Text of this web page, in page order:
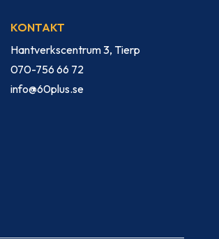
KONTAKT
Hantverkscentrum 3, Tierp
070-756 66 72
info@60plus.se